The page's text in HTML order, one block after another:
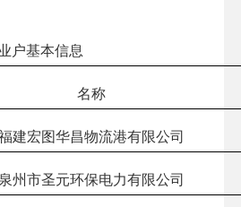
户基本信息
名称
建宏图华昌物流港有限公司
泉州市圣元环保电力有限公司